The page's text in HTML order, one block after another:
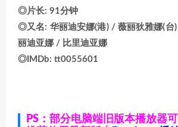
◎片长: 91分钟
◎又名: 华丽迪安娜(港) / 薇丽狄雅娜(台
丽迪亚娜 / 比里迪亚娜
◎IMDb: tt0055601
PS：部分电脑端旧版本播放器